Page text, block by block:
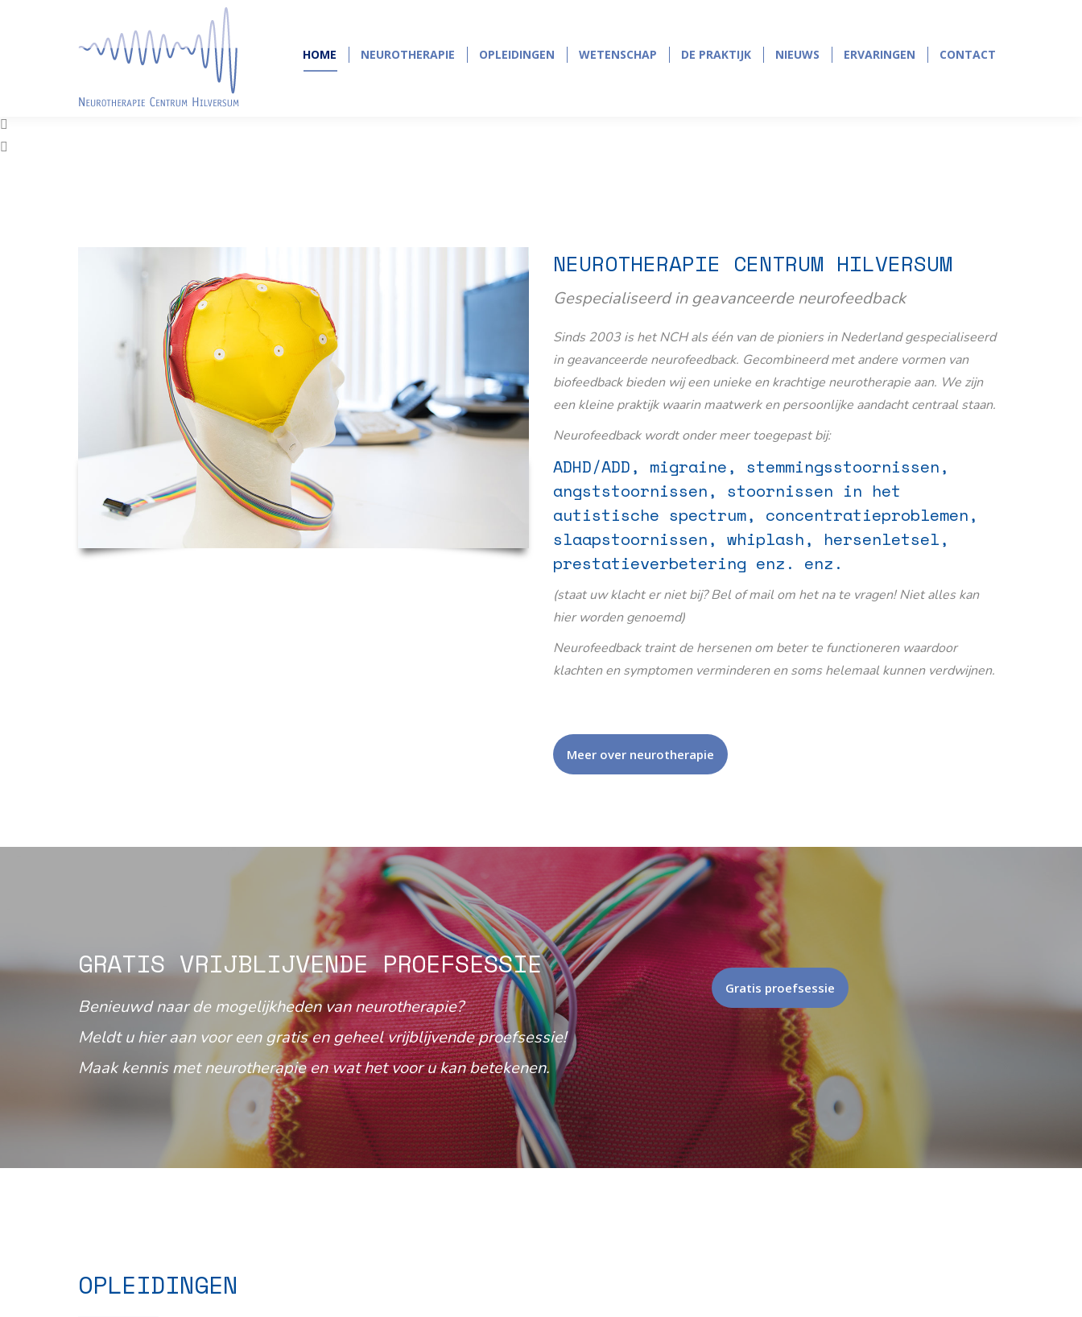
in
in
HOME NEUROTHERAPIE OPLEIDINGEN WETENSCHAP DE PRAKTIJK NIEUWS ERVARINGEN CONTACT
NEUROTHERAPIE CENTRUM HILVERSUM
Gespecialiseerd in geavanceerde neurofeedback
Sinds 2003 is het NCH als één van de pioniers in Nederland gespecialiseerd
in geavanceerde neurofeedback. Gecombineerd met andere vormen van
biofeedback bieden wij een unieke en krachtige neurotherapie aan. We zijn
een kleine praktijk waarin maatwerk en persoonlijke aandacht centraal staan.
Neurofeedback wordt onder meer toegepast bij:
ADHD/ADD, migraine, stemmingsstoornissen,
angststoornissen, stoornissen in het
autistische spectrum, concentratieproblemen,
slaapstoornissen, whiplash, hersenletsel,
prestatieverbetering enz. enz.
(staat uw klacht er niet bij? Bel of mail om het na te vragen! Niet alles kan
hier worden genoemd)
Neurofeedback traint de hersenen om beter te functioneren waardoor
klachten en symptomen verminderen en soms helemaal kunnen verdwijnen.
Meer over neurotherapie
GRATIS VRIJBLIJVENDE PROEFSESSIE
Benieuwd naar de mogelijkheden van neurotherapie?
Meldt u hier aan voor een gratis en geheel vrijblijvende proefsessie!
Maak kennis met neurotherapie en wat het voor u kan betekenen.
Gratis proefsessie
OPLEIDINGEN
HOME NEUROTHERAPIE OPLEIDINGEN WETENSCHAP DE PRAKTIJK NIEUWS ERVARINGEN CONTACT